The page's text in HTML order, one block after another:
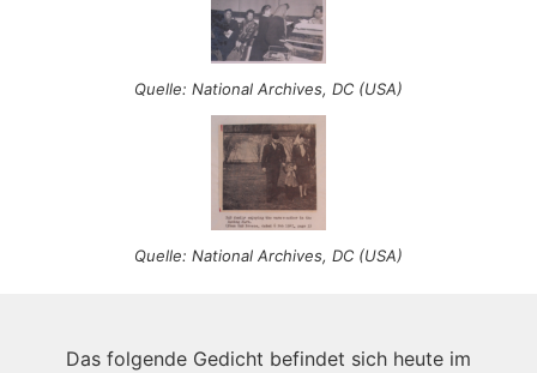
Quelle: National Archives, DC (USA)
Quelle: National Archives, DC (USA)
Das folgende Gedicht befindet sich heute im